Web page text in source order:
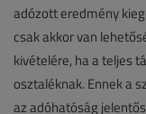
adózott eredmény
csak akkor van
kivételére, ha a teljes
osztaléknak. Ennek a
az adóhatóság